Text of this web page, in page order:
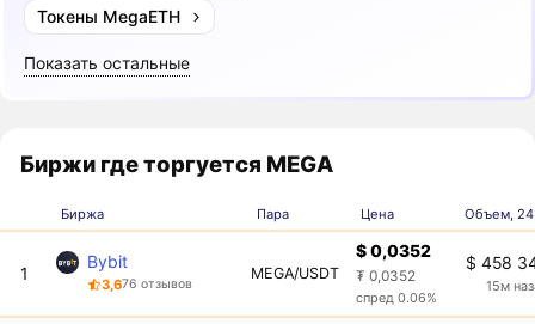
Токены MegaETH
Показать остальные
Биржи где торгуется MEGA
Биржа Пара Цена Объем, 24
1
Bybit
3,676 отзывов
MEGA/USDT
$ 0,0352
₮ 0,0352
спред 0.06%
$ 458
15м